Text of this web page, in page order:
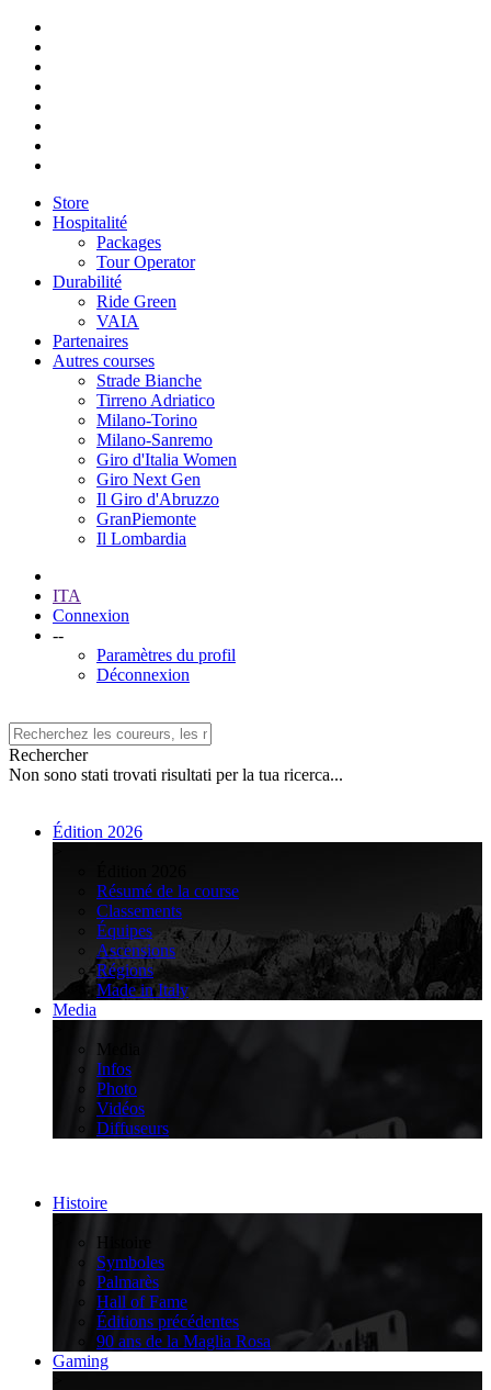
Store
Hospitalité
Packages
Tour Operator
Durabilité
Ride Green
VAIA
Partenaires
Autres courses
Strade Bianche
Tirreno Adriatico
Milano-Torino
Milano-Sanremo
Giro d'Italia Women
Giro Next Gen
Il Giro d'Abruzzo
GranPiemonte
Il Lombardia
ITA
Connexion
--
Paramètres du profil
Déconnexion
Rechercher
Non sono stati trovati risultati per la tua ricerca...
Édition 2026
Résumé de la course
Classements
Équipes
Ascensions
Régions
Made in Italy
Media
Media
Infos
Photo
Vidéos
Diffuseurs
Histoire
Histoire
Symboles
Palmarès
Hall of Fame
Éditions précédentes
90 ans de la Maglia Rosa
Gaming